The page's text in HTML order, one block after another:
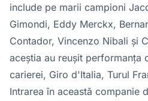
include pe marii campioni
Gimondi, Eddy Merckx,
Contador, Vincenzo Nibali și
aceștia au reușit performanța
carierei, Giro d'Italia, Turul
Intrarea în această companie